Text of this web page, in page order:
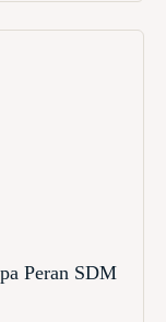
Peran SDM